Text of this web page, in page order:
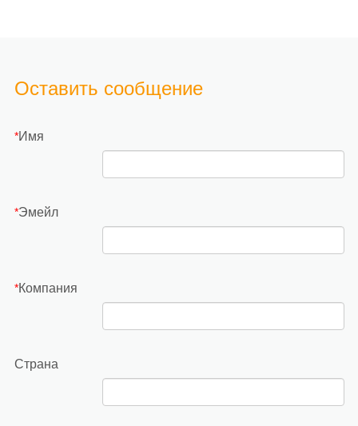
Оставить сообщение
*Имя
*Эмейл
*Компания
Страна